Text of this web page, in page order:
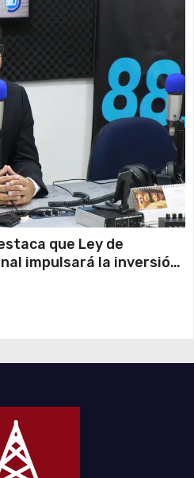
que Ley de
impulsará la inversión